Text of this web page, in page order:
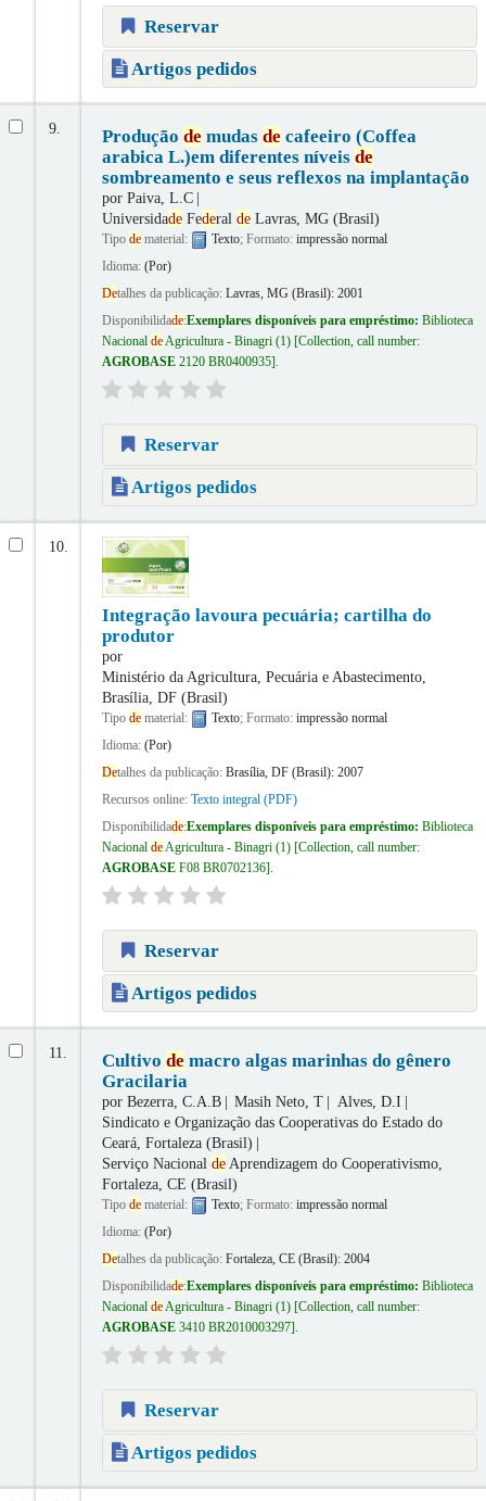
Reservar
Artigos pedidos
9. Produção de mudas de cafeeiro (Coffea
arabica L.)em diferentes níveis de
sombreamento e seus reflexos na implantação
por Paiva, L.C
UniversidadeFederal deLavras, MG (Brasil)
Tipo dematerial: Texto; Formato: impressão normal
Idioma: (Por)
Detalhes da publicação: Lavras, MG (Brasil): 2001
Disponibilidade:Exemplares disponíveis para empréstimo: Biblioteca
Nacional deAgricultura - Binagri(1) Collection, call number:
AGROBASE 2120 BR0400935 .
Reservar
Artigos pedidos
10.
Integração lavoura pecuária; cartilha do
produtor
por
Ministério da Agricultura, Pecuária e Abastecimento,
Brasília, DF (Brasil)
Tipo dematerial: Texto; Formato: impressão normal
Idioma: (Por)
Detalhes da publicação: Brasília, DF (Brasil): 2007
Recursos online: Texto integral (PDF)
Disponibilidade:Exemplares disponíveis para empréstimo: Biblioteca
Nacional deAgricultura - Binagri(1) Collection, call number:
AGROBASE F08 BR0702136 .
Reservar
Artigos pedidos
11. Cultivo de macro algas marinhas do gênero
Gracilaria
por Bezerra, C.A.B Masih Neto, T
Alves, D.I
Sindicato e Organização das Cooperativas do Estado do
Ceará, Fortaleza (Brasil)
Serviço Nacional deAprendizagem do Cooperativismo,
Fortaleza, CE (Brasil)
Tipo dematerial: Texto; Formato: impressão normal
Idioma: (Por)
Detalhes da publicação: Fortaleza, CE (Brasil): 2004
Disponibilidade:Exemplares disponíveis para empréstimo: Biblioteca
Nacional deAgricultura - Binagri(1) Collection, call number:
AGROBASE 3410 BR2010003297 .
Reservar
Artigos pedidos